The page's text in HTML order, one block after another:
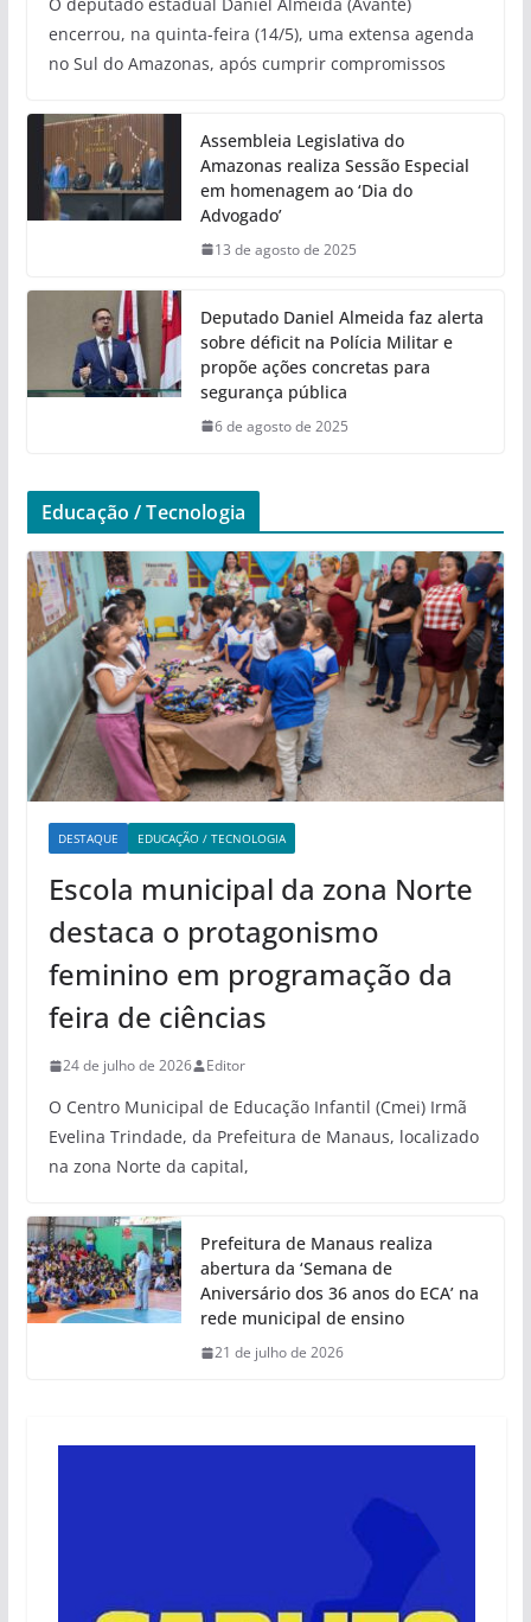
encerrou, na quinta-feira (14/5), uma extensa agenda
no Sul do Amazonas, após cumprir compromissos
Assembleia Legislativa do
Amazonas realiza Sessão Especial
em homenagem ao ‘Dia do
Advogado’
13 de agosto de 2025
Deputado Daniel Almeida faz alerta
sobre déficit na Polícia Militar e
propõe ações concretas para
segurança pública
6 de agosto de 2025
Educação / Tecnologia
DESTAQUE EDUCAÇÃO / TECNOLOGIA
Escola municipal da zona Norte
destaca o protagonismo
feminino em programação da
feira de ciências
24 de julho de 2026 Editor
O Centro Municipal de Educação Infantil (Cmei) Irmã
Evelina Trindade, da Prefeitura de Manaus, localizado
na zona Norte da capital,
Prefeitura de Manaus realiza
abertura da ‘Semana de
Aniversário dos 36 anos do ECA’ na
rede municipal de ensino
21 de julho de 2026